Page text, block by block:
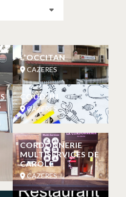
L’OCCITAN
CAZERES
COUD’JU
CAZERES
CORDONNERIE
MULTISERVICES DE
CAROLE
CAZERES